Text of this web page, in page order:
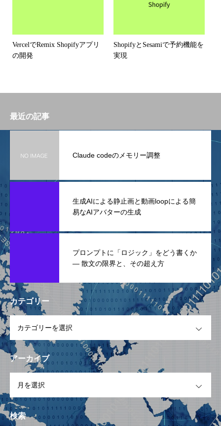
VercelでRemix Shopifyアプリ
の開発
ShopifyとSesamiで予約機能を
実現
最近の記事
Claude codeのメモリー調整
生成AIによる静止画と動画loopによる簡
易なAIアバターの生成
プロンプトに「ロジック」をどう書くか
— 散文の限界と、その超え方
カテゴリー
アーカイブ
検索